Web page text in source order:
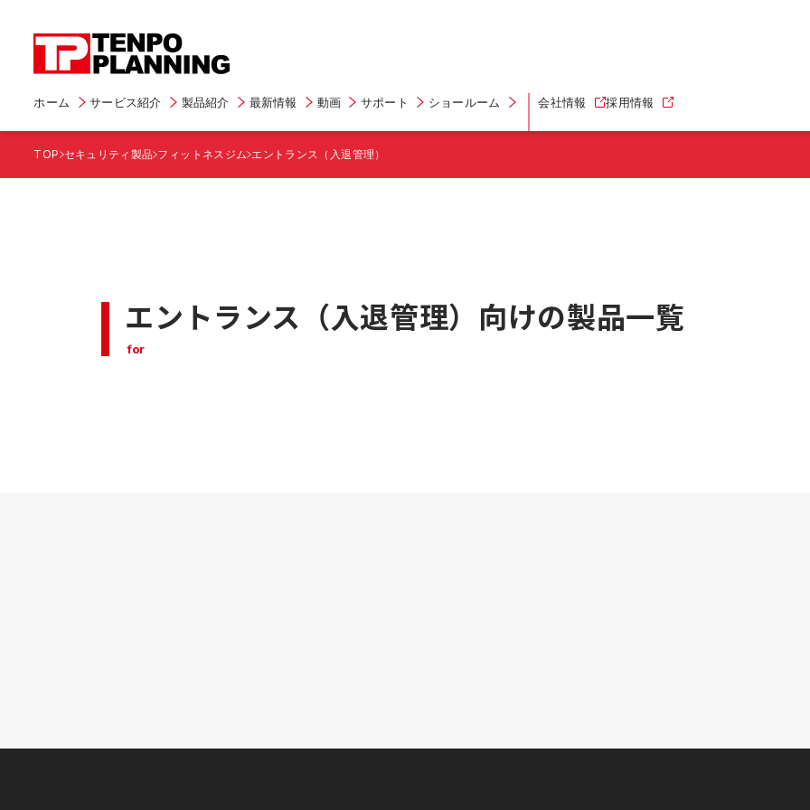
ホーム サービス紹介 製品紹介 最新情報 動画 サポート ショールーム 会社情報 採用情報
TOP セキュリティ製品 フィットネスジム エントランス（入退管理）
エントランス（入退管理）向けの製品一覧
for